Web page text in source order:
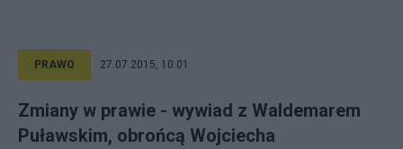
PRAWO 27.07.2015, 10:01
Zmiany w prawie - wywiad z Waldemarem
Puławskim, obrońcą Wojciecha